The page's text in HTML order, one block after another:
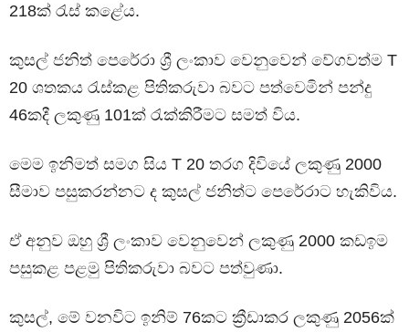
218ක් රැස් කළේය.
කුසල් ජනිත් පෙරේරා ශ්‍රී ලංකාව වෙනුවෙන් වේගවත්ම T
20 ශතකය රැස්කළ පිතිකරුවා බවට පත්වෙමින් පන්දු
46කදී ලකුණු 101ක් රැක්කිරීමට සමත් විය.
මෙම ඉනිමත් සමග සිය T 20 තරග දිවියේ ලකුණු 2000
සීමාව පසුකරන්නට ද කුසල් ජනිත්ට පෙරේරාට හැකිවිය.
ඒ අනුව ඔහු ශ්‍රී ලංකාව වෙනුවෙන් ලකුණු 2000 කඩඉම
පසුකළ පළමු පිතිකරුවා බවට පත්වුණා.
කුසල්, මේ වනවිට ඉනිම් 76කට ක්‍රීඩාකර ලකුණු 2056ක්